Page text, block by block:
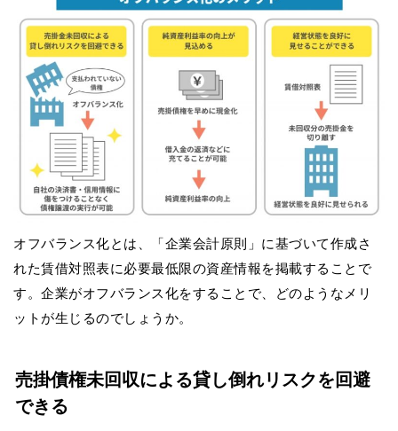
オフバランス化とは、「企業会計原則」に基づいて作成さ
れた賃借対照表に必要最低限の資産情報を掲載することで
す。企業がオフバランス化をすることで、どのようなメリ
ットが生じるのでしょうか。
売掛債権未回収による貸し倒れリスクを回避
できる